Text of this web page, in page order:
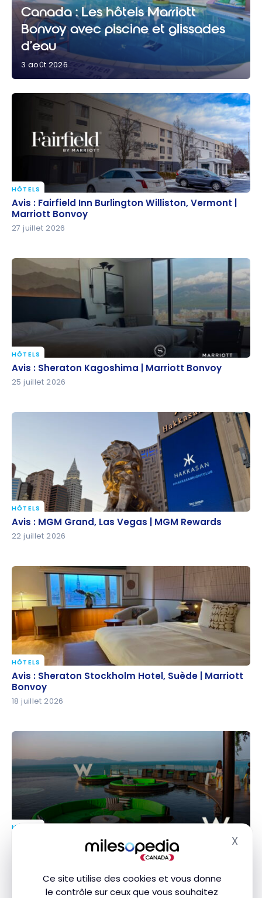
Ce site utilise des cookies et vous donne
le contrôle sur ceux que vous souhaitez
X
glissades d’eau
Canada : Les hôtels Marriott
Bonvoy avec piscine et glissades
d’eau
3 août 2026
Avis : Fairfield Inn Burlington Williston, Vermont |
Marriott Bonvoy
HÔTELS
Avis : Fairfield Inn Burlington Williston, Vermont |
Marriott Bonvoy
27 juillet 2026
Avis : Sheraton Kagoshima | Marriott Bonvoy
HÔTELS
Avis : Sheraton Kagoshima | Marriott Bonvoy
25 juillet 2026
Avis : MGM Grand, Las Vegas | MGM Rewards
HÔTELS
Avis : MGM Grand, Las Vegas | MGM Rewards
22 juillet 2026
Avis : Sheraton Stockholm Hotel, Suède | Marriott
Bonvoy
HÔTELS
Avis : Sheraton Stockholm Hotel, Suède | Marriott
Bonvoy
18 juillet 2026
Avis : W Koh Samui | Marriott Bonvoy
HÔTELS
Avis : W Koh Samui | Marriott Bonvoy